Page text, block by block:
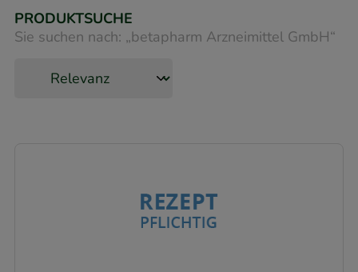
PRODUKTSUCHE
Sie suchen nach: „betapharm Arzneimittel GmbH“